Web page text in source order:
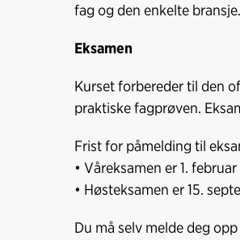
fag og den enkelte
Eksamen
Kurset forbereder til den
praktiske fagprøven.
Frist for påmelding til
• Våreksamen er 1. februar
• Høsteksamen er 15.
Du må selv melde deg